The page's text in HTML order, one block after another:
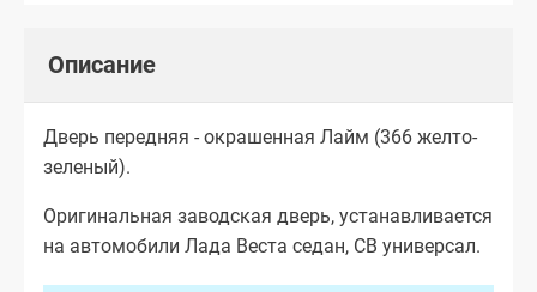
Описание
Дверь передняя - окрашенная Лайм (366 желто-
зеленый).
Оригинальная заводская дверь, устанавливается
на автомобили Лада Веста седан, СВ универсал.